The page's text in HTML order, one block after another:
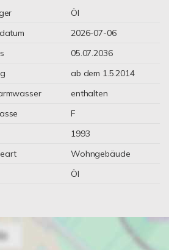
Öl
2026-07-06
05.07.2036
ab dem 1.5.2014
enthalten
F
1993
Wohngebäude
Öl